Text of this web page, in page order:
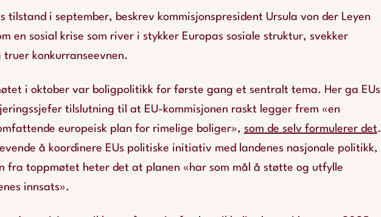
tilstand i september, beskrev kommisjonspresident Ursula von der Leyen
en sosial krise som river i stykker Europas sosiale struktur, svekker
truer konkurranseevnen.
i oktober var boligpolitikk for første gang et sentralt tema. Her ga EUs
tilslutning til at EU-kommisjonen raskt legger frem «en
europeisk plan for rimelige boliger», som de selv formulerer det.
å koordinere EUs politiske initiativ med landenes nasjonale politikk,
fra toppmøtet heter det at planen «har som mål å støtte og utfylle
innsats».